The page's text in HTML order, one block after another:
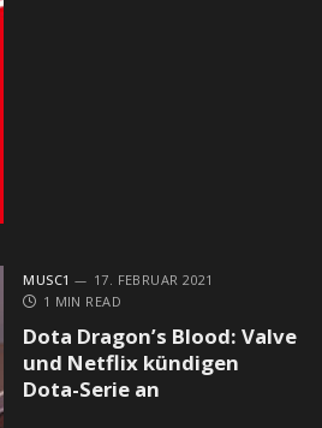
MUSC1
17. FEBRUAR 2021
1 MIN READ
Dota Dragon’s Blood: Valve
und Netflix kündigen
Dota-Serie an